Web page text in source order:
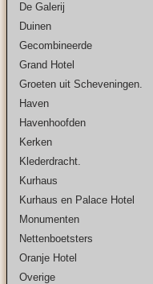
De Galerij
Duinen
Gecombineerde
Grand Hotel
Groeten uit Scheveningen.
Haven
Havenhoofden
Kerken
Klederdracht.
Kurhaus
Kurhaus en Palace Hotel
Monumenten
Nettenboetsters
Oranje Hotel
Overige